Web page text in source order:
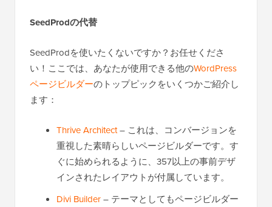
SeedProdの代替
SeedProdを使いたくないですか？お任せくださ
い！ここでは、あなたが使用できる他のWordPress
ページビルダーのトップピックをいくつかご紹介し
ます：
Thrive Architect– これは、コンバージョンを
重視した素晴らしいページビルダーです。す
ぐに始められるように、357以上の事前デザ
インされたレイアウトが付属しています。
Divi Builder– テーマとしてもページビルダー